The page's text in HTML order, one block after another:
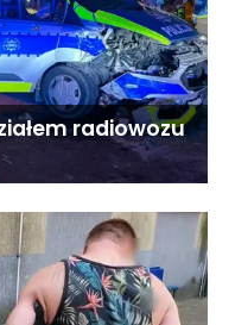
radiowozu